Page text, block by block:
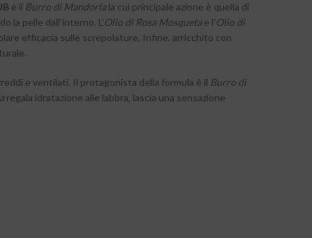
è il Burro di Mandorla la cui principale azione è quella di
pelle dall’interno. L’Olio di Rosa Mosqueta e l’Olio di
efficacia sulle screpolature. Infine, arricchito con
e ventilati. Il protagonista della formula è il Burro di
regala idratazione alle labbra, lascia una sensazione